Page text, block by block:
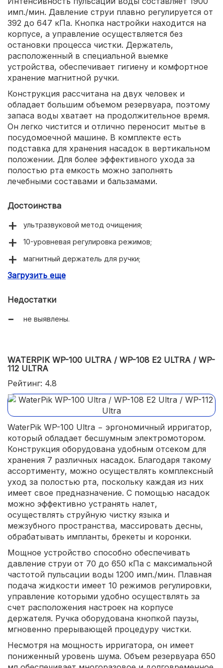
имп./мин. Давление струи плавно регулируется от
392 до 647 кПа. Кнопка настройки находится на
корпусе, а управление осуществляется без
остановки процесса чистки. Держатель,
расположенный в специальной выемке
устройства, обеспечивает гигиену и комфортное
хранение магнитной ручки.
Конструкция рассчитана на двух человек и
обладает большим объемом резервуара, поэтому
запаса воды хватает на продолжительное время.
Он легко чистится и отлично переносит мытье в
посудомоечной машине. В комплекте есть
подставка для хранения насадок в вертикальном
положении. Для более эффективного ухода за
полостью рта емкость можно заполнять
лечебными составами и бальзамами.
Достоинства
ультразвуковой метод очищения;
10-уровневая регулировка режимов;
магнитный держатель для ручки;
емкость бака для воды – 600 мл;
Загрузить еще
Недостатки
не выявлены.
WATERPIK WP-100 ULTRA / WP-108 E2 ULTRA / WP-
112 ULTRA
Рейтинг: 4.8
WaterPik WP-100 Ultra − эргономичный ирригатор,
который обладает бесшумным электромотором.
Конструкция оборудована удобным отсеком для
хранения 7 различных насадок. Благодаря такому
ассортименту, можно осуществлять комплексный
уход за полостью рта, поскольку каждая из них
имеет свое предназначение. С помощью насадок
можно эффективно устранять налет,
осуществлять струйную чистку языка и
межзубного пространства, массировать десны,
обрабатывать импланты, брекеты и коронки.
Мощное устройство способно обеспечивать
давление струи от 70 до 650 кПа с максимальной
частотой пульсации воды 1200 имп./мин. Плавная
подача жидкости имеет 10 режимов регулировки,
управление которыми удобно осуществлять за
счет расположения настроек на корпусе
держателя. Ручка оборудована кнопкой паузы,
мгновенно прерывающей процедуру чистки.
Несмотря на мощность ирригатора, он имеет
пониженный уровень шума. Объем резервуара 650